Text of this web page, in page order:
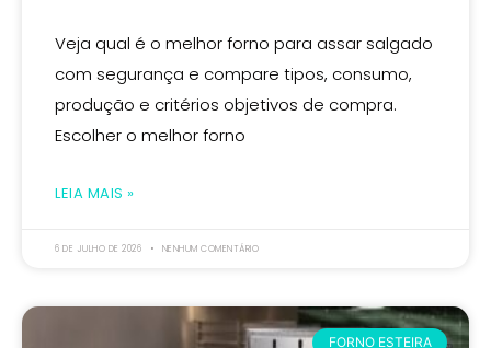
Veja qual é o melhor forno para assar salgado
com segurança e compare tipos, consumo,
produção e critérios objetivos de compra.
Escolher o melhor forno
LEIA MAIS »
6 DE JULHO DE 2026 NENHUM COMENTÁRIO
FORNO ESTEIRA